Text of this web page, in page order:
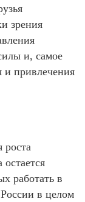
зрения
и, самое
и привлечения
роста
остается
работать в
в целом